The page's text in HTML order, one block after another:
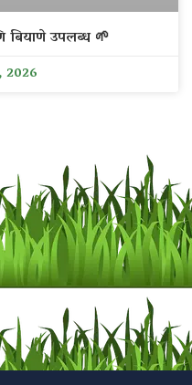
बियाणे उपलब्ध 🌱